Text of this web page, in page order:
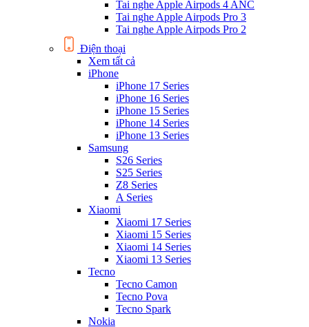
Tai nghe Apple Airpods 4 ANC
Tai nghe Apple Airpods Pro 3
Tai nghe Apple Airpods Pro 2
Điện thoại
Xem tất cả
iPhone
iPhone 17 Series
iPhone 16 Series
iPhone 15 Series
iPhone 14 Series
iPhone 13 Series
Samsung
S26 Series
S25 Series
Z8 Series
A Series
Xiaomi
Xiaomi 17 Series
Xiaomi 15 Series
Xiaomi 14 Series
Xiaomi 13 Series
Tecno
Tecno Camon
Tecno Pova
Tecno Spark
Nokia